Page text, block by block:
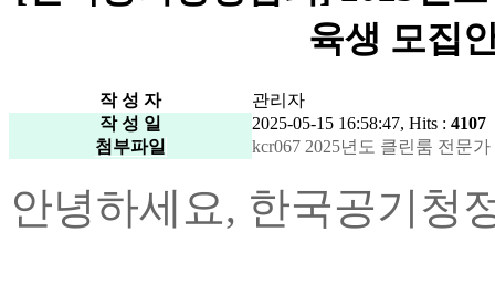
육생 모집
작 성 자
관리자
작 성 일
2025-05-15 16:58:47, Hits : 4107
첨부파일
kcr067 2025년도 클린룸 전문
안녕하세요, 한국공기청